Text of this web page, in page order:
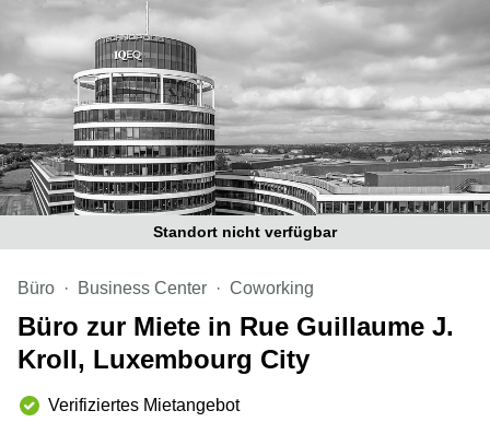
Bureaux
Sandweiler
Bureaux
Luxembourg
Centres
d’affaires
Bertrange
Centres
Esch-
Centres
d’affaires
Sandweiler
Standort nicht verfügbar
Büro Business Center Coworking
Büro zur Miete in Rue Guillaume J.
Kroll, Luxembourg City
Verifiziertes Mietangebot